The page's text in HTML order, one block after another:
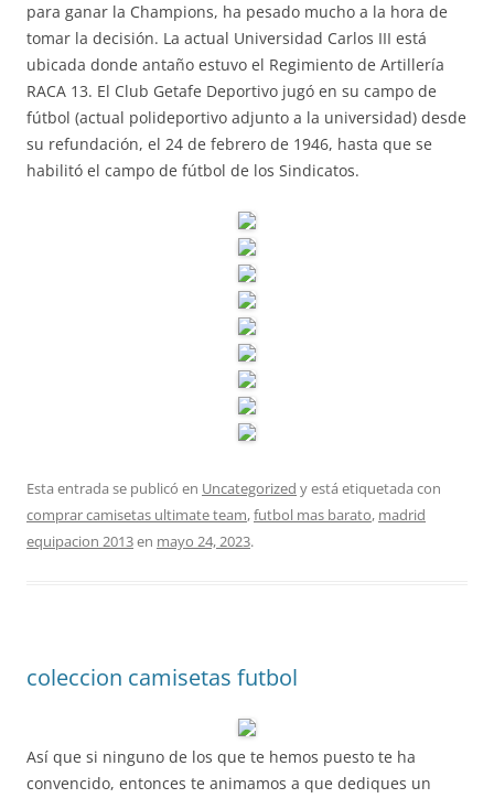
para ganar la Champions, ha pesado mucho a la hora de
tomar la decisión. La actual Universidad Carlos III está
ubicada donde antaño estuvo el Regimiento de Artillería
RACA 13. El Club Getafe Deportivo jugó en su campo de
fútbol (actual polideportivo adjunto a la universidad) desde
su refundación, el 24 de febrero de 1946, hasta que se
habilitó el campo de fútbol de los Sindicatos.
Esta entrada se publicó en Uncategorized y está etiquetada con
comprar camisetas ultimate team,futbol mas barato, madrid
equipacion 2013en mayo 24, 2023.
coleccion camisetas futbol
Así que si ninguno de los que te hemos puesto te ha
convencido, entonces te animamos a que dediques un